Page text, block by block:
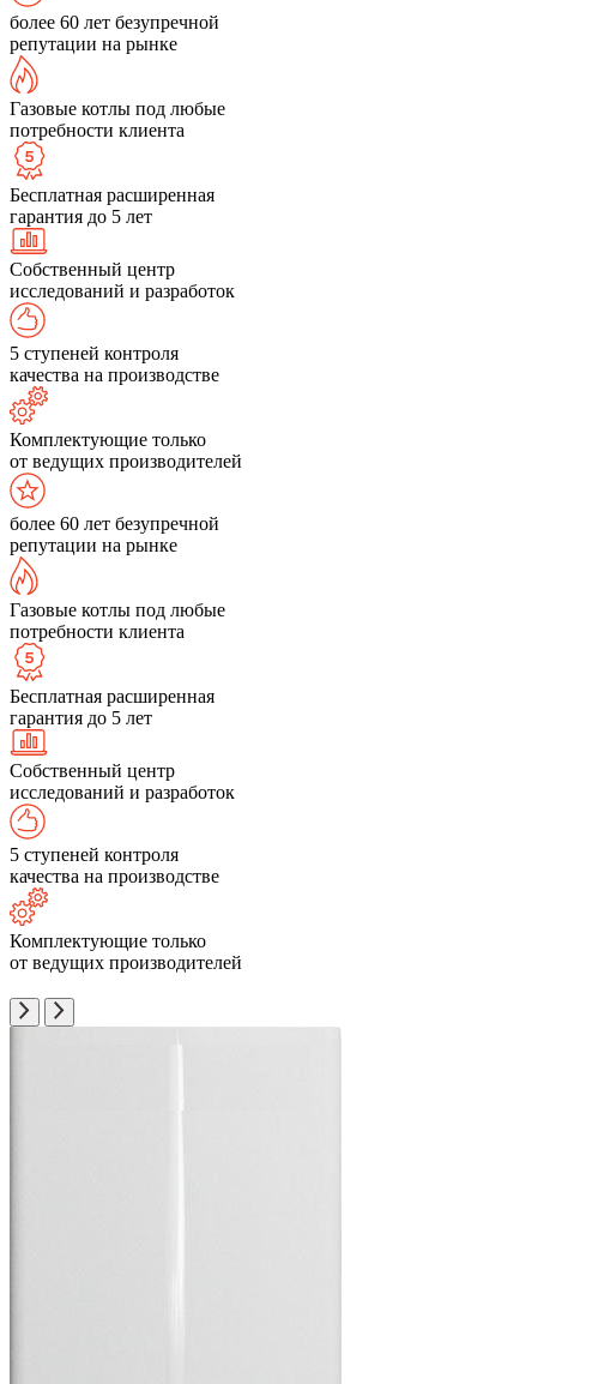
более 60 лет безупречной
репутации на рынке
Газовые котлы под любые
потребности клиента
Бесплатная расширенная
гарантия до 5 лет
Собственный центр
исследований и разработок
5 ступеней контроля
качества на производстве
Комплектующие только
от ведущих производителей
более 60 лет безупречной
репутации на рынке
Газовые котлы под любые
потребности клиента
Бесплатная расширенная
гарантия до 5 лет
Собственный центр
исследований и разработок
5 ступеней контроля
качества на производстве
Комплектующие только
от ведущих производителей